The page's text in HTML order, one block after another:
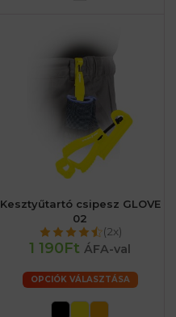
Kesztyűtartó csipesz GLOVE
02
(2x)
1 190Ft ÁFA-val
OPCIÓK VÁLASZTÁSA